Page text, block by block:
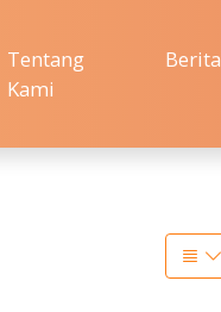
Tentang
Kami
Berita